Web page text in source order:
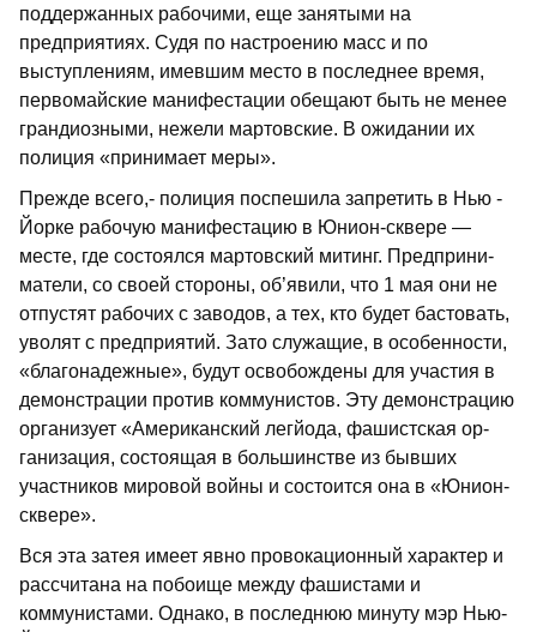
поддержанных рабочими, еще занятыми на
предприятиях. Судя по настроению масс и по
выступлениям, имевшим место в последнее время,
первомайские мани­фестации обещают быть не менее
гранди­озными, нежели мартовские. В ожидании их
полиция «принимает меры».
Прежде всего,- полиция поспешила за­претить в Нью -
Йорке рабочую манифе­стацию в Юнион-сквере —
месте, где со­стоялся мартовский митинг. Предприни­
матели, со своей стороны, об’явили, что 1 мая они не
отпустят рабочих с заводов, а тех, кто будет бастовать,
уволят с пред­приятий. Зато служащие, в особенности,
«благонадежные», будут освобождены для участия в
демонстрации против ком­мунистов. Эту демонстрацию
организует «Американский легйода, фашистская ор­
ганизация, состоящая в большинстве из бывших
участников мировой войны и со­стоится она в «Юнион-
сквере».
Вся эта затея имеет явно провокацион­ный характер и
рассчитана на побоище между фашистами и
коммунистами. Од­нако, в последнюю минуту мэр Нью-